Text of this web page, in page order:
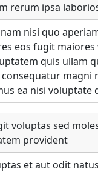
rerum ipsa
nisi quo
eos fugit
quis ullam
magni
ea nisi voluptate
voluptas sed
provident
et aut odit